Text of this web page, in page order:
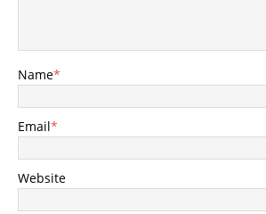
Name*
Email*
Website